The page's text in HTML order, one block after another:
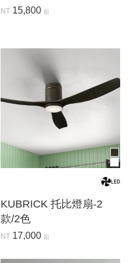
NT 15,800 起
KUBRICK 托比燈扇-2
款/2色
NT 17,000 起